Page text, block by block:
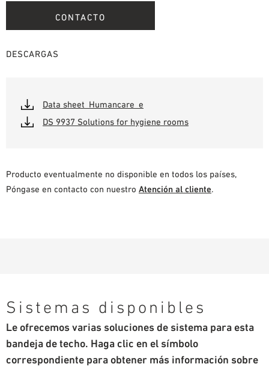
CONTACTO
DESCARGAS
Data sheet_Humancare_e
DS 9937 Solutions for hygiene rooms
Producto eventualmente no disponible en todos los países,
Póngase en contacto con nuestro Atención al cliente.
Sistemas disponibles
Le ofrecemos varias soluciones de sistema para esta
bandeja de techo. Haga clic en el símbolo
correspondiente para obtener más información sobre